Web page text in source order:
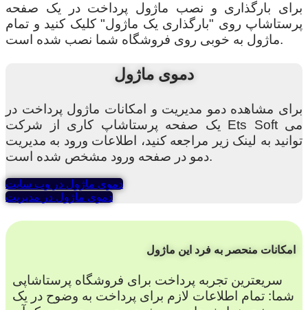
برای بارگذاری و نصب ماژول پرداخت در یک صفحه
پرستاشاپ روی "بارگذاری یک ماژول" کلیک کنید و تمام
ماژول به خوبی روی فروشگاه شما نصب شده است.
دموی ماژول
برای مشاهده دمو مدیریت و امکانات ماژول پرداخت در
یک صفحه پرستاشاپ کاری از شرکت Ets Soft می
توانید به لینک زیر مراجعه کنید، اطلاعات ورود به مدیریت
دمو در صفحه ورود مشخص شده است.
دموی ماژول در وب سایت
دموی ماژول در مدیریت
امکانات منحصر به فرد این ماژول
سریعترین تجربه پرداخت برای فروشگاه پرستاشاپی
شما: تمام اطلاعات لازم برای پرداخت به وضوح در یک